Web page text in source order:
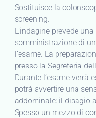
Sostituisce la
screening.
L’indagine prevede
somministrazione di
l’esame. La
presso la Segreteria
Durante l’esame verrà
potrà avvertire una
addominale: il disagio
Spesso un mezzo di